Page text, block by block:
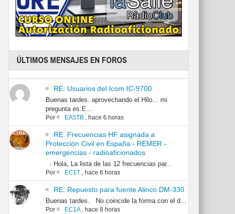
ÚLTIMOS MENSAJES EN FOROS
RE: Usuarios del Icom IC-9700
Buenas tardes. aprovechando el Hilo... mi
pregunta es:E...
Por EA5TB, hace 6 horas
RE: Frecuencias HF asignada a
Protección Civil en España - REMER -
emergencias - radioaficionados
· Hola, La lista de las 12 frecuencias par...
Por EC1T, hace 6 horas
RE: Repuesto para fuente Alinco DM-330
Buenas tardes. No coincide la forma con el d...
Por EC1A, hace 8 horas